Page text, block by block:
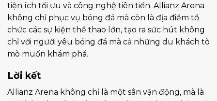
tiện ích tối ưu và công nghệ tiên tiến. Allianz Arena
không chỉ phục vụ bóng đá mà còn là địa điểm tổ
chức các sự kiện thể thao lớn, tạo ra sức hút không
chỉ với người yêu bóng đá mà cả những du khách tò
mò muốn khám phá.
Lời kết
Allianz Arena không chỉ là một sân vận động, mà là